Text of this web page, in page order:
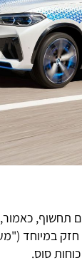
במיוחד